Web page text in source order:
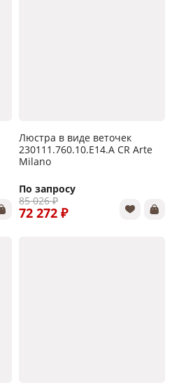
Люстра в виде веточек
230111.760.10.E14.A CR Arte
Milano
По запросу
85 026 ₽
72 272 ₽